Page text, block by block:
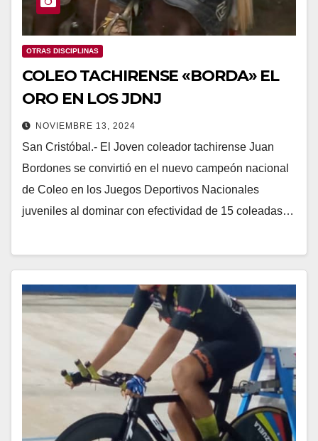
OTRAS DISCIPLINAS
COLEO TACHIRENSE «BORDA» EL
ORO EN LOS JDNJ
NOVIEMBRE 13, 2024
San Cristóbal.- El Joven coleador tachirense Juan
Bordones se convirtió en el nuevo campeón nacional
de Coleo en los Juegos Deportivos Nacionales
juveniles al dominar con efectividad de 15 coleadas…